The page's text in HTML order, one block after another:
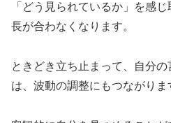
「どう見られているか」を感
長が合わなくなります。
ときどき立ち止まって、自分
は、波動の調整にもつながりま